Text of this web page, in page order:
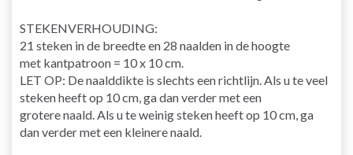
STEKENVERHOUDING:
21 steken in de breedte en 28 naalden in de hoogte
met kantpatroon = 10 x 10 cm.
LET OP: De naalddikte is slechts een richtlijn. Als u te veel
steken heeft op 10 cm, ga dan verder met een
groterenaald . Als u te weinig steken heeft op 10 cm, ga
dan verder met een kleinere naald.